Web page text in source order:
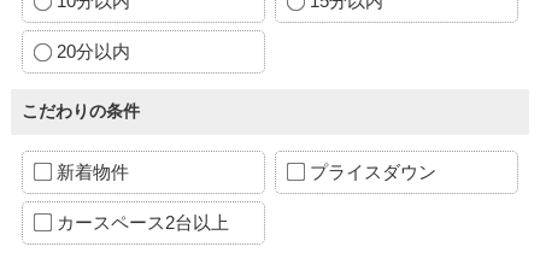
20分以内
こだわりの条件
新着物件 プライスダウン
カースペース2台以上